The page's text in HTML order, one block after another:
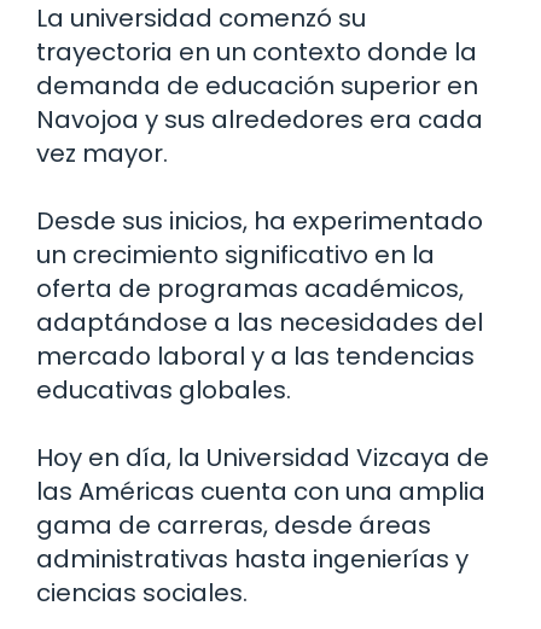
La universidad comenzó su
trayectoria en un contexto donde la
demanda de educación superior en
Navojoa y sus alrededores era cada
vez mayor.
Desde sus inicios, ha experimentado
un crecimiento significativo en la
oferta de programas académicos,
adaptándose a las necesidades del
mercado laboral y a las tendencias
educativas globales.
Hoy en día, la Universidad Vizcaya de
las Américas cuenta con una amplia
gama de carreras, desde áreas
administrativas hasta ingenierías y
ciencias sociales.